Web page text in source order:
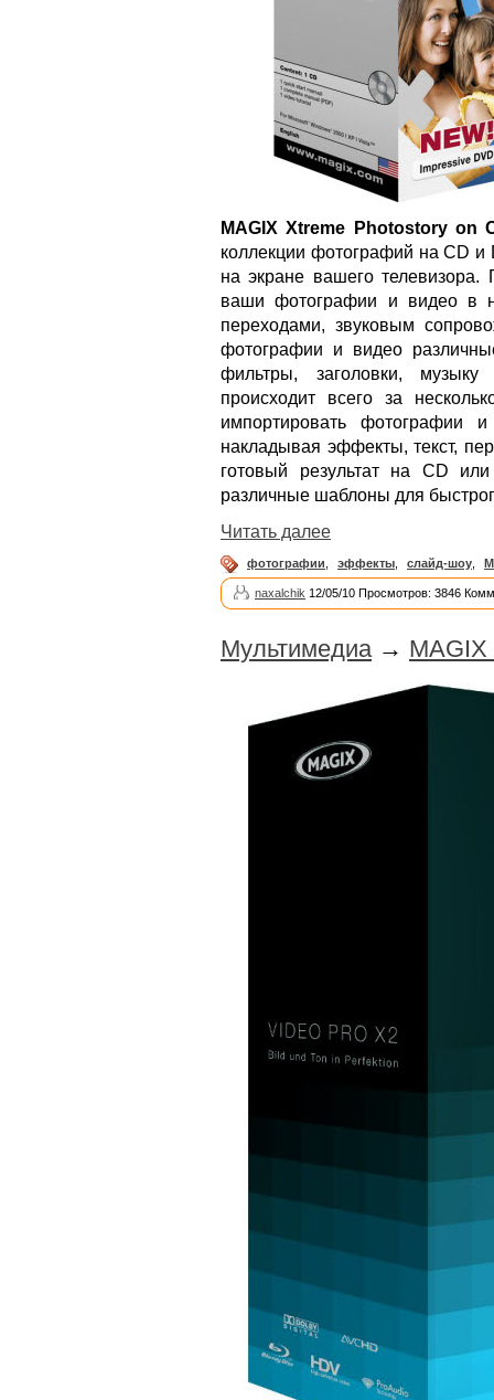
MAGIX Xtreme Photostory on
коллекции фотографий на CD
на экране вашего
ваши фотографии и видео в
переходами, звуковым
фотографии и видео
фильтры, заголовки,
происходит всего за
импортировать фотографии
накладывая эффекты, текст,
готовый результат на CD
различные шаблоны для
Читать далее
фотографии эффекты слайд-шоу
naxalchik 12/05/10 Просмотров: 3846
Мультимедиа → MAGIX